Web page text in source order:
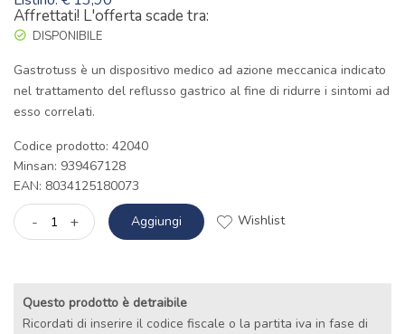
Affrettati! L'offerta scade tra:
DISPONIBILE
Gastrotuss è un dispositivo medico ad azione meccanica indicato
nel trattamento del reflusso gastrico al fine di ridurre i sintomi ad
esso correlati.
Codice prodotto: 42040
Minsan: 939467128
EAN: 8034125180073
- + Aggiungi Wishlist
Questo prodotto è detraibile
Ricordati di inserire il codice fiscale o la partita iva in fase di